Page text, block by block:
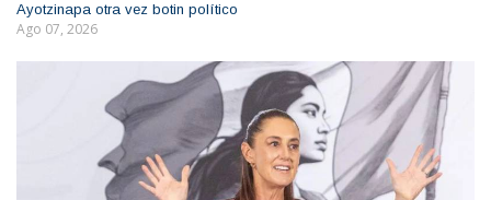
Ayotzinapa otra vez botin político
Ago 07, 2026